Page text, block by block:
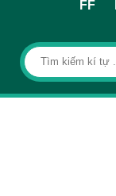
FF